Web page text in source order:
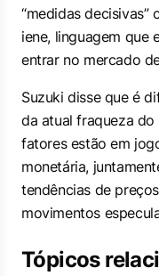
“medidas decisivas”
iene, linguagem que
entrar no mercado
Suzuki disse que é
da atual fraqueza
fatores estão em
monetária,
tendências de
movimentos
Tópicos